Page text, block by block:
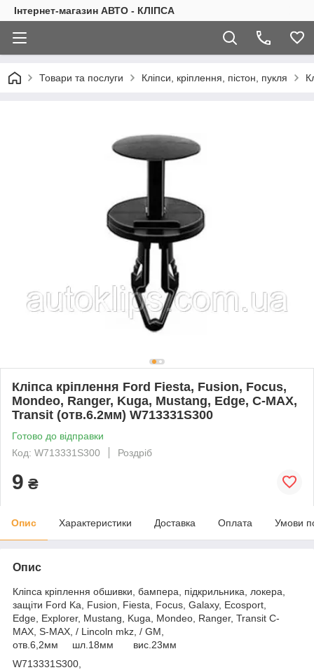
Інтернет-магазин АВТО - КЛІПСА
Товари та послуги Кліпси, кріплення, пістон, пукля
Кліпса кріплення Ford Fiesta, Fusion, Focus,
Mondeo, Ranger, Kuga, Mustang, Edge, C-MAX,
Transit (отв.6.2мм) W713331S300
Готово до відправки
Код: W713331S300
Роздріб
9 ₴
Опис Характеристики Доставка Оплата Умови
Опис
Кліпса кріплення обшивки, бампера, підкрильника, локера,
защіти Ford Ka, Fusion, Fiesta, Focus, Galaxy, Ecosport,
Edge, Explorer, Mustang, Kuga, Mondeo, Ranger, Transit C-
MAX, S-MAX, / Lincoln mkz, / GM,
отв.6,2мм шл.18мм вис.23мм
W713331S300,